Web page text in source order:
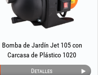
Bomba de Jardín Jet 105 con
Carcasa de Plástico 1020
EvoSanitary®
Detalles